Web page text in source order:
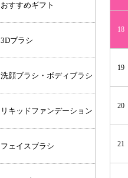
おすすめギフト
3Dブラシ
洗顔ブラシ・ボディブラシ
リキッドファンデーション
フェイスブラシ
18
19
20
21